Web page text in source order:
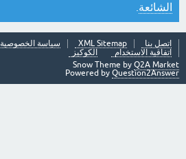
الشائعة
اتصل بنا XML Sitemap
سياسة الخصوصية Privacy Policy
اتفاقية الاستخدام
الكوكيز
Snow Theme by Q2A Market
Powered by Question2Answer